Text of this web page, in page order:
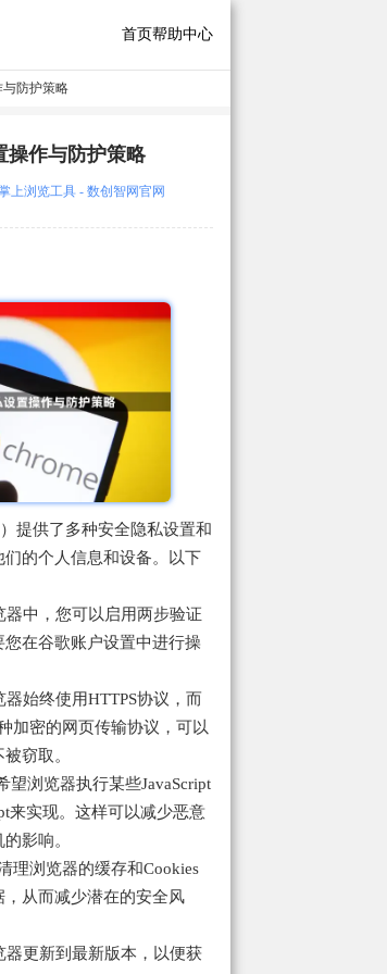
首页帮助中心
防护策略
操作与防护策略
上浏览工具 - 数创智网官网
提供了多种安全隐私设置和
的个人信息和设备。以下
中，您可以启用两步验证
在谷歌账户设置中进行操
始终使用HTTPS协议，而
加密的网页传输协议，可以
窃取。
望浏览器执行某些JavaScript
来实现。这样可以减少恶意
影响。
理浏览器的缓存和Cookies
从而减少潜在的安全风
器更新到最新版本，以便获